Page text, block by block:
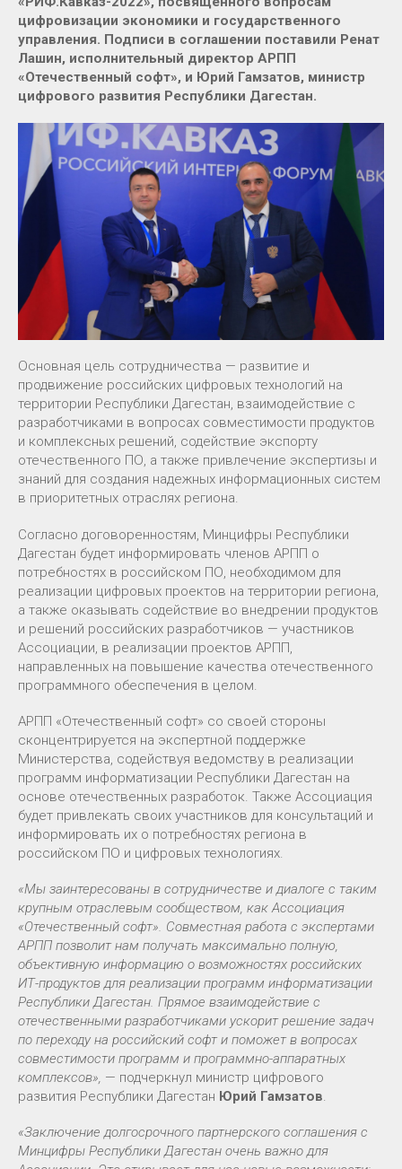
цифровизации экономики и государственного
управления. Подписи в соглашении поставили Ренат
Лашин, исполнительный директор АРПП
«Отечественный софт», и Юрий Гамзатов, министр
цифрового развития Республики Дагестан.
Основная цель сотрудничества — развитие и
продвижение российских цифровых технологий на
территории Республики Дагестан, взаимодействие с
разработчиками в вопросах совместимости продуктов
и комплексных решений, содействие экспорту
отечественного ПО, а также привлечение экспертизы и
знаний для создания надежных информационных систем
в приоритетных отраслях региона.
Согласно договоренностям, Минцифры Республики
Дагестан будет информировать членов АРПП о
потребностях в российском ПО, необходимом для
реализации цифровых проектов на территории региона,
а также оказывать содействие во внедрении продуктов
и решений российских разработчиков — участников
Ассоциации, в реализации проектов АРПП,
направленных на повышение качества отечественного
программного обеспечения в целом.
АРПП «Отечественный софт» со своей стороны
сконцентрируется на экспертной поддержке
Министерства, содействуя ведомству в реализации
программ информатизации Республики Дагестан на
основе отечественных разработок. Также Ассоциация
будет привлекать своих участников для консультаций и
информировать их о потребностях региона в
российском ПО и цифровых технологиях.
«Мы заинтересованы в сотрудничестве и диалоге с таким
крупным отраслевым сообществом, как Ассоциация
«Отечественный софт». Совместная работа с экспертами
АРПП позволит нам получать максимально полную,
объективную информацию о возможностях российских
ИТ-продуктов для реализации программ информатизации
Республики Дагестан. Прямое взаимодействие с
отечественными разработчиками ускорит решение задач
по переходу на российский софт и поможет в вопросах
совместимости программ и программно-аппаратных
комплексов», — подчеркнул министр цифрового
развития Республики Дагестан Юрий Гамзатов.
«Заключение долгосрочного партнерского соглашения с
Минцифры Республики Дагестан очень важно для